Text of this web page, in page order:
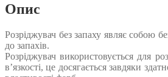
Опис
Розріджувач без запаху являє собою
до запахів.
Розріджувач використовується для
в’язкості, це досягається завдяки